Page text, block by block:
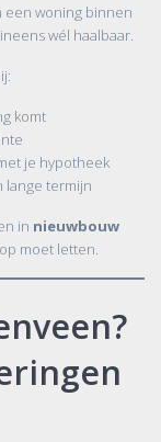
een woning binnen
wél haalbaar.
komt
je hypotheek
lange termijn
in nieuwbouw
moet letten.